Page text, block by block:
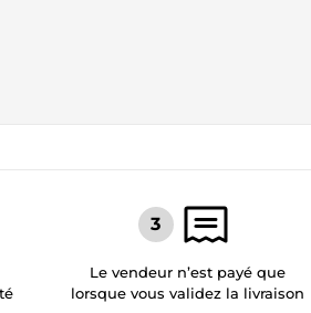
Le vendeur n’est payé que
lorsque vous validez la livraison